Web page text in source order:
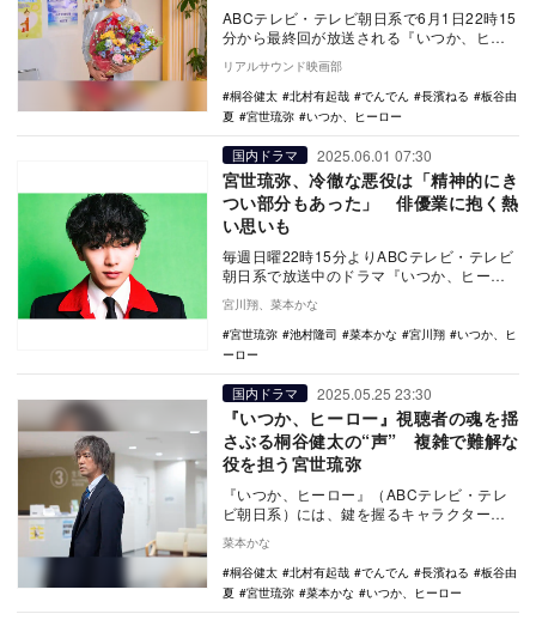
ABCテレビ・テレビ朝日系で6月1日22時15
分から最終回が放送される『いつか、ヒー
ロー』。主演の桐谷健太をはじめキャスト
陣のク…
リアルサウンド映画部
桐谷健太
北村有起哉 でんでん 長濱ねる
板谷由
夏
宮世琉弥 いつか、ヒーロー
国内ドラマ 2025.06.01 07:30
宮世琉弥、冷徹な悪役は「精神的にき
つい部分もあった」 俳優業に抱く熱
い思いも
毎週日曜22時15分よりABCテレビ・テレビ
朝日系で放送中のドラマ『いつか、ヒーロ
ー』で、人の心を操る冷徹なサイコパス・
氷室を演…
宮川翔、菜本かな
宮世琉弥
池村隆司 菜本かな 宮川翔
いつか、ヒ
ーロー
国内ドラマ 2025.05.25 23:30
『いつか、ヒーロー』視聴者の魂を揺
さぶる桐谷健太の“声” 複雑で難解な
役を担う宮世琉弥
『いつか、ヒーロー』（ABCテレビ・テレ
ビ朝日系）には、鍵を握るキャラクター・
（桐谷健太）が…
菜本かな
桐谷健太
北村有起哉 でんでん 長濱ねる
板谷由
夏
宮世琉弥 菜本かな いつか、ヒーロー